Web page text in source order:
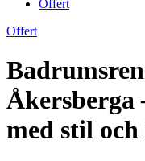
Offert
Offert
Åkersberga
med stil